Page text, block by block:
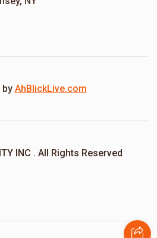
by AhBlickLive.com
INC . All Rights Reserved